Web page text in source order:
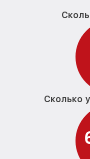
Сколько